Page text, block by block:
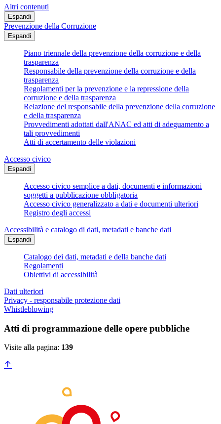
Altri contenuti
Espandi
Prevenzione della Corruzione
Espandi
Piano triennale della prevenzione della corruzione e della
trasparenza
Responsabile della prevenzione della corruzione e della
trasparenza
Regolamenti per la prevenzione e la repressione della
corruzione e della trasparenza
Relazione del responsabile della prevenzione della corruzione
e della trasparenza
Provvedimenti adottati dall'ANAC ed atti di adeguamento a
tali provvedimenti
Atti di accertamento delle violazioni
Accesso civico
Espandi
Accesso civico semplice a dati, documenti e informazioni
soggetti a pubblicazione obbligatoria
Accesso civico generalizzato a dati e documenti ulteriori
Registro degli accessi
Accessibilità e catalogo di dati, metadati e banche dati
Espandi
Catalogo dei dati, metadati e della banche dati
Regolamenti
Obiettivi di accessibilità
Dati ulteriori
Privacy - responsabile protezione dati
Whistleblowing
Atti di programmazione delle opere pubbliche
Visite alla pagina: 139